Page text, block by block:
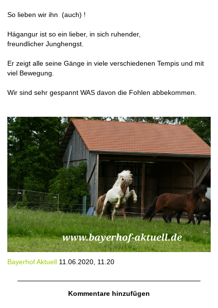
So lieben wir ihn (auch) !
Hágangur ist so ein lieber, in sich ruhender,
freundlicher Junghengst.
Er zeigt alle seine Gänge in viele verschiedenen Tempis und mit
viel Bewegung.
Wir sind sehr gespannt WAS davon die Fohlen abbekommen.
Bayerhof Aktuell 11.06.2020, 11.20
Kommentare hinzufügen